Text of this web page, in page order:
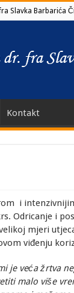
Slavka Barbarića
Kontakt
i
Odricanje i
mjeri
viđenju
je veća žrtva
malo više